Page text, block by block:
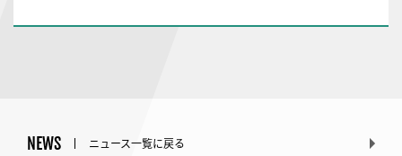
NEWS ニュース一覧に戻る